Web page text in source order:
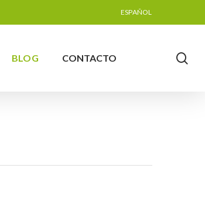
ESPAÑOL
BLOG CONTACTO